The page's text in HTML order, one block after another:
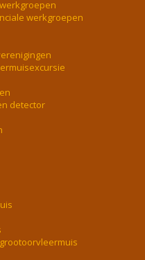
werkgroepen
detector